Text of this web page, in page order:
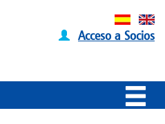
Acceso a Socios